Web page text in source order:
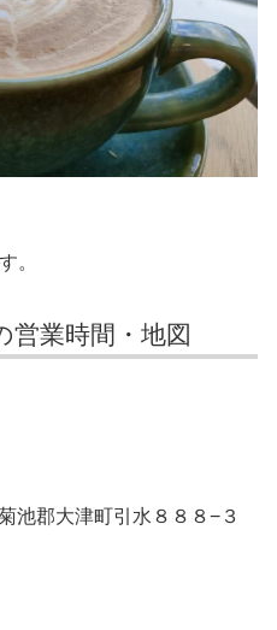
。
営業時間・地図
池郡大津町引水８８８−３